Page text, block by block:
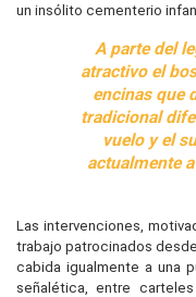
un insólito cementerio
A parte del
atractivo el
encinas que
tradicional
vuelo y el
actualmente
Las intervenciones,
trabajo patrocinados
cabida igualmente a una
señalética, entre